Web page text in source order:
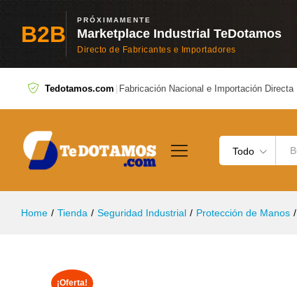
B2B
PRÓXIMAMENTE
Marketplace Industrial TeDotamos
Directo de Fabricantes e Importadores
Tedotamos.com Fabricación Nacional e Importación Directa
Todo
Home / Tienda / Seguridad Industrial / Protección de Manos /
¡Oferta!
Descripción Especificación